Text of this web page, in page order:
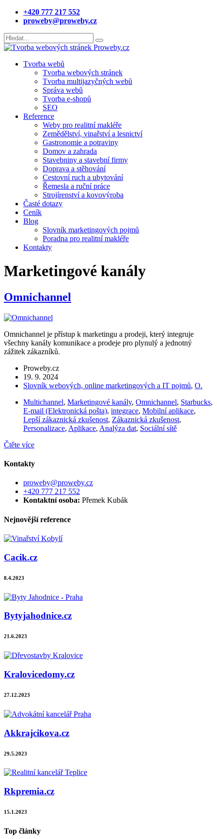
+420 777 217 552
proweby@proweby.cz
Tvorba webů
Tvorba webových stránek
Tvorba multijazyčných webů
Správa webů
Tvorba e-shopů
SEO
Reference
Weby pro realitní makléře
Zemědělství, vinařství a lesnictví
Gastronomie a potraviny
Domov a zahrada
Stavebniny a stavební firmy
Doprava a stěhování
Cestovní ruch a ubytování
Řemesla a ruční práce
Strojírenství a kovovýroba
Časté dotazy
Ceník
Blog
Slovník marketingových pojmů
Poradna pro realitní makléře
Kontakty
Marketingové kanály
Omnichannel
Omnichannel je přístup k marketingu a prodeji, který integruje
všechny kanály komunikace a prodeje pro plynulý a jednotný
zážitek zákazníků.
Proweby.cz
19. 9. 2024
Slovník webových, online marketingových a IT pojmů, O.
Multichannel, Marketingové kanály, Omnichannel, Starbucks,
E-mail (Elektronická pošta), integrace, Mobilní aplikace,
Lepší zákaznická zkušenost, Zákaznická zkušenost,
Personalizace, Aplikace, Analýza dat, Sociální sítě
Čtěte více
Kontakty
proweby@proweby.cz
+420 777 217 552
Kontaktní osoba: Přemek Kubák
Nejnovější reference
Cacik.cz
8.4.2023
Bytyjahodnice.cz
21.6.2023
Kralovicedomy.cz
27.12.2023
Akkrajcikova.cz
29.5.2023
Rkpremia.cz
15.1.2023
Top články